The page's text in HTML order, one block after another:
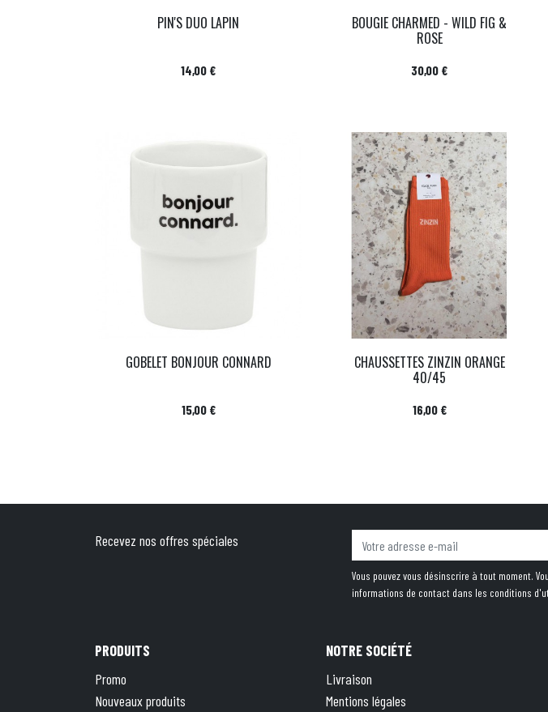
PIN'S DUO LAPIN
Prix
14,00 €
BOUGIE CHARMED - WILD FIG &
ROSE
Prix
30,00 €
GOBELET BONJOUR CONNARD
Prix
15,00 €
CHAUSSETTES ZINZIN ORANGE
40/45
Prix
16,00 €
Recevez nos offres spéciales
Vous pouvez vous désinscrire à tout moment.
informations de contact dans les conditions
PRODUITS
Promo
Nouveaux produits
NOTRE SOCIÉTÉ
Livraison
Mentions légales